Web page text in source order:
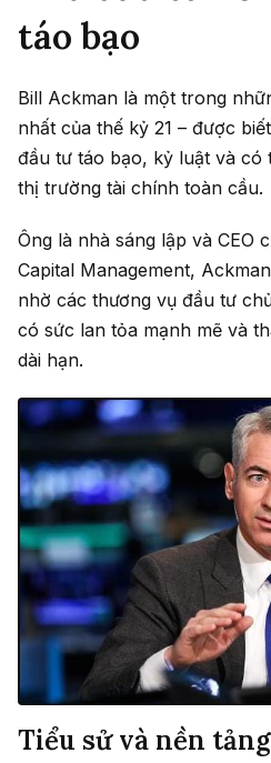
táo bạo
Bill Ackman là một trong
nhất của thế kỷ 21 – được
đầu tư táo bạo, kỷ luật và có
thị trường tài chính toàn cầu.
Ông là nhà sáng lập và CEO
Capital Management,
nhờ các thương vụ đầu tư
có sức lan tỏa mạnh mẽ và
dài hạn.
Tiểu sử và nền